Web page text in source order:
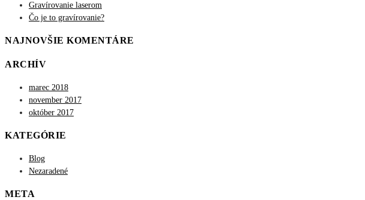
Gravírovanie laserom
Čo je to gravírovanie?
NAJNOVŠIE KOMENTÁRE
ARCHÍV
marec 2018
november 2017
október 2017
KATEGÓRIE
Blog
Nezaradené
META